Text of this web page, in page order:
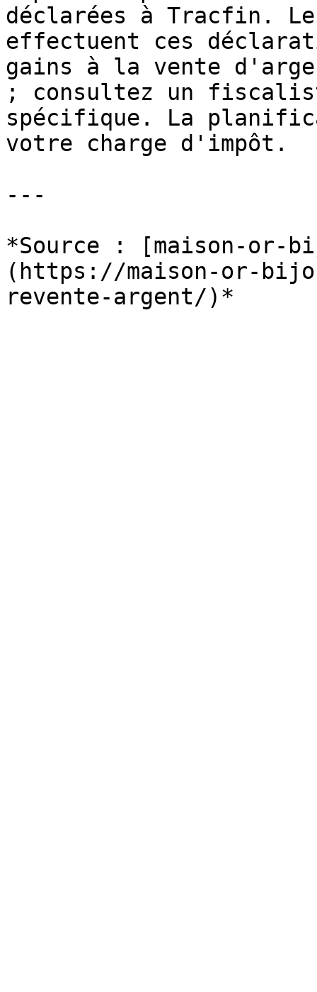
déclarées à Tracfin.
effectuent ces
gains à la vente
; consultez un
spécifique. La
votre charge d'impôt.
---
*Source : [maison-or-
(https://maison-or-